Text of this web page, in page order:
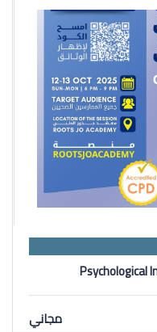
Psychological
مجاني